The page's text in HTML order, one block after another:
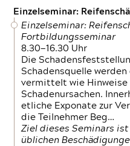
Einzelseminar:
Einzelseminar:
Fortbildungsseminar
8.30—16.30 Uhr
Die
Schadensquelle
vermittelt wie Hinweise
Schadenursachen.
etliche Exponate zur
die Teilnehmer Beg…
Ziel dieses Seminars
üblichen